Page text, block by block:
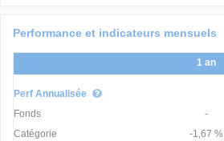
Différence
- - -
Performance et indicateurs mensuels
1 an
Perf Annualisée
Fonds
-
Catégorie
-1,67 %